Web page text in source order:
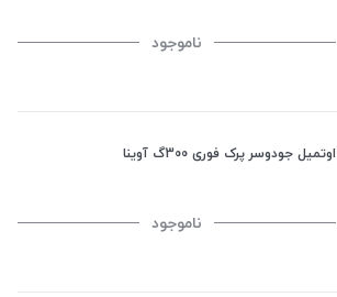
ناموجود
اوتمیل جودوسر پرک فوری 300گ آوینا
ناموجود